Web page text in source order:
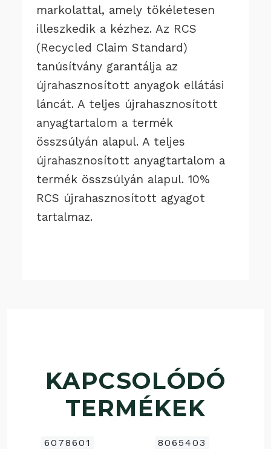
markolattal, amely tökéletesen
illeszkedik a kézhez. Az RCS
(Recycled Claim Standard)
tanúsítvány garantálja az
újrahasznosított anyagok ellátási
láncát. A teljes újrahasznosított
anyagtartalom a termék
összsúlyán alapul. A teljes
újrahasznosított anyagtartalom a
termék összsúlyán alapul. 10%
RCS újrahasznosított agyagot
tartalmaz.
KAPCSOLÓDÓ
TERMÉKEK
6078601 8065403